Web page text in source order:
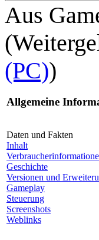
Aus
(PC))
Allgemeine
Daten und Fakten
Inhalt
Geschichte
Versionen und
Gameplay
Steuerung
Screenshots
Weblinks